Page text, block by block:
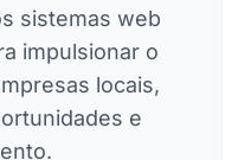
sistemas web
impulsionar o
locais,
e